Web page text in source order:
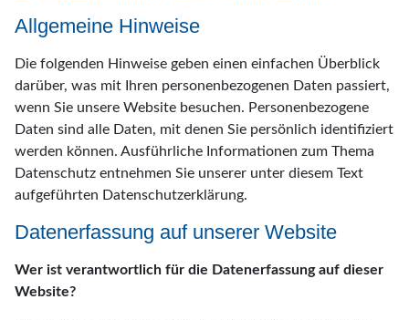
Allgemeine Hinweise
Die folgenden Hinweise geben einen einfachen Überblick
darüber, was mit Ihren personenbezogenen Daten passiert,
wenn Sie unsere Website besuchen. Personenbezogene
Daten sind alle Daten, mit denen Sie persönlich identifiziert
werden können. Ausführliche Informationen zum Thema
Datenschutz entnehmen Sie unserer unter diesem Text
aufgeführten Datenschutzerklärung.
Datenerfassung auf unserer Website
Wer ist verantwortlich für die Datenerfassung auf dieser
Website?